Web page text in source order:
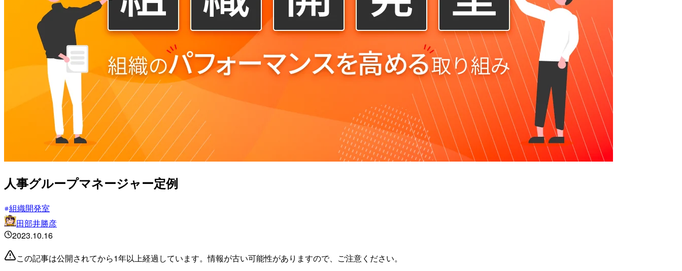
人事グループマネージャー定例
組織開発室
田部井勝彦
2023.10.16
この記事は公開されてから1年以上経過しています。情報が古い可能性がありますので、ご注意ください。